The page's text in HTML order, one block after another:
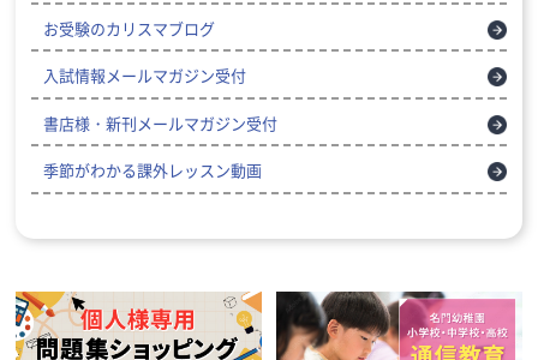
お受験のカリスマブログ
入試情報メールマガジン受付
書店様・新刊メールマガジン受付
季節がわかる課外レッスン動画